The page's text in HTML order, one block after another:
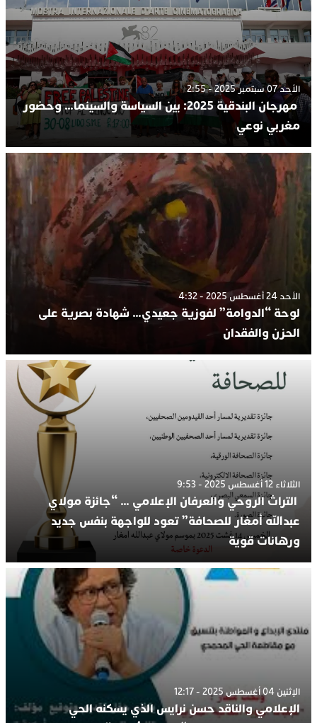
الأحد 07 سبتمبر 2025 - 2:55
مهرجان البندقية 2025: بين السياسة والسينما… وحضور
مغربي نوعي
الأحد 24 أغسطس 2025 - 4:32
لوحة “الدوامة” لفوزية جعيدي… شهادة بصرية على
الحزن والفقدان
الثلاثاء 12 أغسطس 2025 - 9:53
التراث الروحي والعرفان الإعلامي … “جائزة مولاي
عبدالله أمغار للصحافة” تعود للواجهة بنفس جديد
ورهانات قوية
الإثنين 04 أغسطس 2025 - 12:17
الإعلامي والناقد حسن نرايس الذي يسكنه الحي